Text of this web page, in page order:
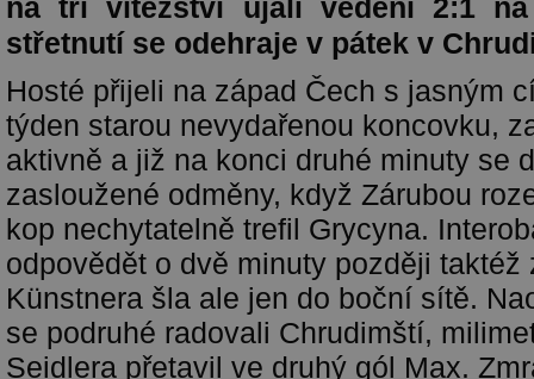
na tři vítězství ujali vedení 2:1 na
střetnutí se odehraje v pátek v
Hosté přijeli na západ Čech s jasným
týden starou nevydařenou koncovku,
aktivně a již na konci druhé minuty se
zasloužené odměny, když Zárubou
kop nechytatelně trefil Grycyna.
odpovědět o dvě minuty později taktéž
Künstnera šla ale jen do boční sítě.
se podruhé radovali Chrudimští,
Seidlera přetavil ve druhý gól Max.